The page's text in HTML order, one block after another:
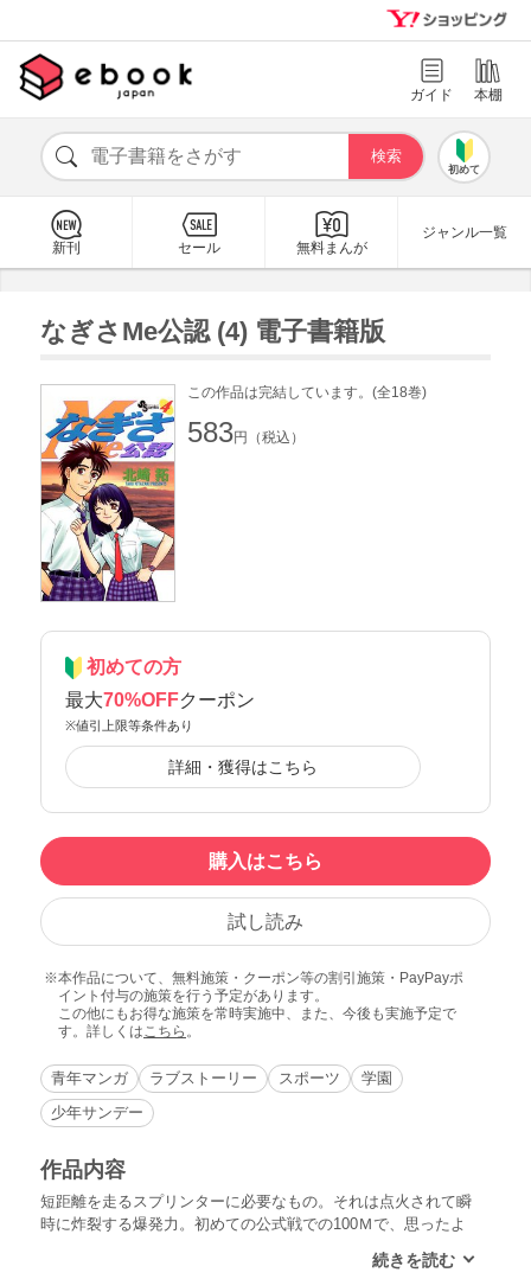
ガイド 本棚
初めて
新刊 セール 無料まんが
ジャンル一覧
なぎさMe公認 (4) 電子書籍版
この作品は完結しています。(全18巻)
583円（税込）
初めての方
最大70%OFFクーポン
※値引上限等条件あり
詳細・獲得はこちら
購入はこちら
試し読み
本作品について、無料施策・クーポン等の割引施策・PayPayポ
イント付与の施策を行う予定があります。
この他にもお得な施策を常時実施中、また、今後も実施予定で
す。詳しくはこちら 。
青年マンガ ラブストーリー スポーツ
学園
少年サンデー
作品内容
短距離を走るスプリンターに必要なもの。それは点火されて瞬
時に炸裂する爆発力。初めての公式戦での100Ｍで、思ったよ
し、気合十分に挑んだ結果はなんと予選落ちだった…。「スプ